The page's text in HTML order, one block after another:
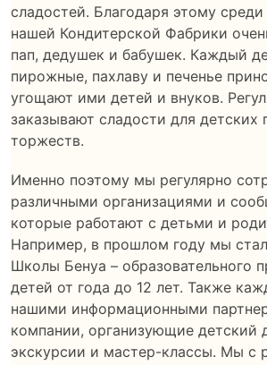
сладостей. Благодаря этому среди
нашей Кондитерской Фабрики
пап, дедушек и бабушек. Каждый
пирожные, пахлаву и печенье
угощают ими детей и внуков.
заказывают сладости для детских
торжеств.
Именно поэтому мы регулярно
различными организациями и
которые работают с детьми и
Например, в прошлом году мы
Школы Бенуа – образовательного
детей от года до 12 лет. Также
нашими информационными
компании, организующие детский
экскурсии и мастер-классы. Мы с